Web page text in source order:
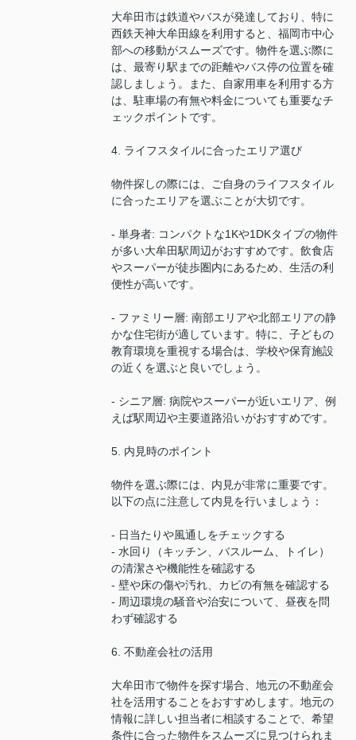
大牟田市は鉄道やバスが発達しており、特に
西鉄天神大牟田線を利用すると、福岡市中心
部への移動がスムーズです。物件を選ぶ際に
は、最寄り駅までの距離やバス停の位置を確
認しましょう。また、自家用車を利用する方
は、駐車場の有無や料金についても重要なチ
ェックポイントです。
4. ライフスタイルに合ったエリア選び
物件探しの際には、ご自身のライフスタイル
に合ったエリアを選ぶことが大切です。
- 単身者: コンパクトな1Kや1DKタイプの物件
が多い大牟田駅周辺がおすすめです。飲食店
やスーパーが徒歩圏内にあるため、生活の利
便性が高いです。
- ファミリー層: 南部エリアや北部エリアの静
かな住宅街が適しています。特に、子どもの
教育環境を重視する場合は、学校や保育施設
の近くを選ぶと良いでしょう。
- シニア層: 病院やスーパーが近いエリア、例
えば駅周辺や主要道路沿いがおすすめです。
5. 内見時のポイント
物件を選ぶ際には、内見が非常に重要です。
以下の点に注意して内見を行いましょう：
- 日当たりや風通しをチェックする
- 水回り（キッチン、バスルーム、トイレ）
の清潔さや機能性を確認する
- 壁や床の傷や汚れ、カビの有無を確認する
- 周辺環境の騒音や治安について、昼夜を問
わず確認する
6. 不動産会社の活用
大牟田市で物件を探す場合、地元の不動産会
社を活用することをおすすめします。地元の
情報に詳しい担当者に相談することで、希望
条件に合った物件をスムーズに見つけられま